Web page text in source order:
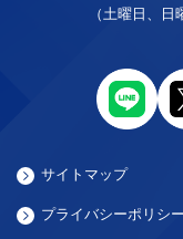
（土曜日、
サイトマップ
プライバシーポリシー